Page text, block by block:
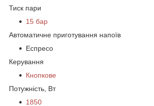
Тиск пари
15 бар
Автоматичне приготування напоїв
Еспресо
Керування
Кнопкове
Потужність, Вт
1850